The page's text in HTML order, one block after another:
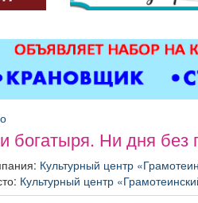
богатыря. Ни дня без
Культурный центр
Культурный центр